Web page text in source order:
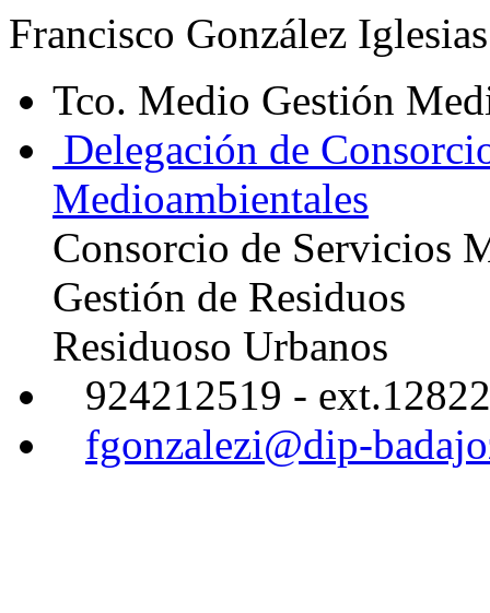
Francisco González Iglesias
Tco. Medio Gestión
Delegación de
Medioambientales
Consorcio de Servicios
Gestión de Residuos
Residuoso Urbanos
924212519 - ext.12822
fgonzalezi@dip-